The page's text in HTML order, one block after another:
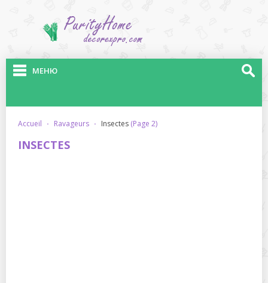
МЕНЮ
accueil · ravageurs · insectes (Page 2)
INSECTES